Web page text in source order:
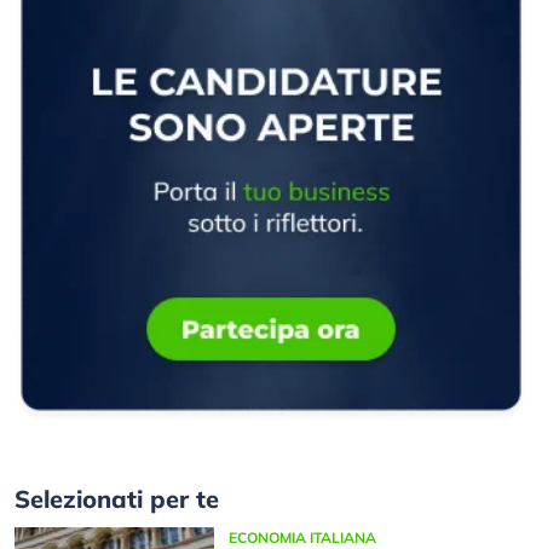
Selezionati per te
ECONOMIA ITALIANA